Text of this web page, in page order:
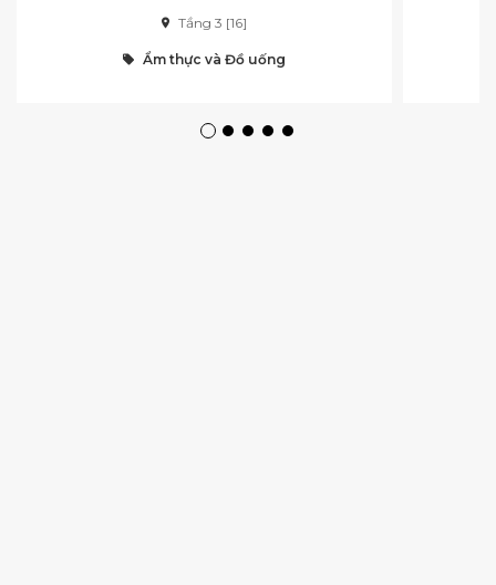
Tầng 3 [16]
Ẩm thực và Đồ uống